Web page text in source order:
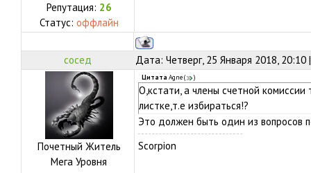
Репутация: 26
Статус: оффлайн
сосед Дата: Четверг, 25 Января 2018,
Почетный Житель
Мега Уровня
Цитата Agne( )
О,кстати, а члены счетной
листке,т.е избираться!?
Это должен быть один из вопросов
Scorpion